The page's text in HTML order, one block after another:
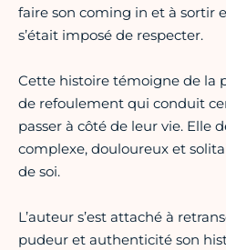
faire son coming in et à sortir
s’était imposé de respecter.
Cette histoire témoigne de la
de refoulement qui conduit
passer à côté de leur vie. Elle
complexe, douloureux et
de soi.
L’auteur s’est attaché à
pudeur et authenticité son